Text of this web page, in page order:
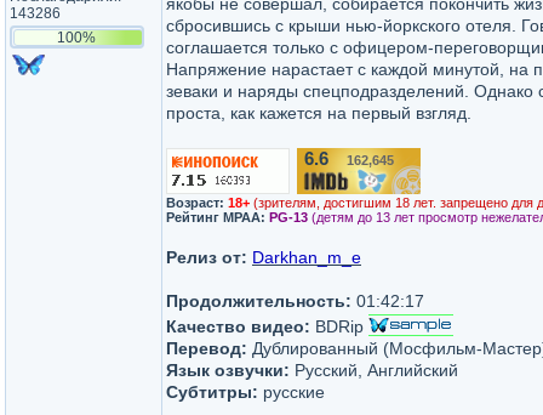
143286
100%
сбросившись с крыши нью-йоркского отеля.
соглашается только с офицером-
Напряжение нарастает с каждой минутой, на
зеваки и наряды спецподразделений. Однако
проста, как кажется на первый взгляд.
6.6 162,645
Возраст: 18+ (зрителям, достигшим 18 лет. запрещено для
Рейтинг MPAA: PG-13 (детям до 13 лет просмотр
Релиз от: Darkhan_m_e
Продолжительность: 01:42:17
Качество видео: BDRip
Перевод: Дублированный (Мосфильм-
Язык озвучки: Русский, Английский
Субтитры: русские